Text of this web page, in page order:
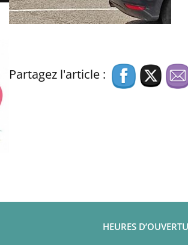
Partagez l'article :
HEURES